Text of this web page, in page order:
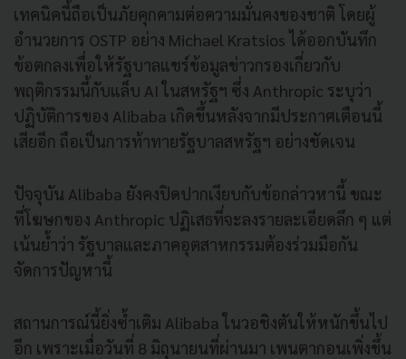
เทคนิคนี้ถือเป็นภัยคุกคามต่อความมั่นคงของชาติ โดยผู้
อำนวยการ OSTP อย่าง Michael Kratsios ได้ออกบันทึก
ข้อตกลงเพื่อให้รัฐบาลแชร์ข้อมูลข่าวกรองเกี่ยวกับ
พฤติกรรมนี้กับแล็บ AI ในสหรัฐฯ ซึ่ง Anthropic ระบุว่า
ปฏิบัติการของ Alibaba เกิดขึ้นหลังจากมีประกาศเตือนนี้
เสียอีก ถือเป็นการท้าทายรัฐบาลสหรัฐฯ อย่างชัดเจน
ปัจจุบัน Alibaba ยังคงปิดปากเงียบกับข้อกล่าวหานี้ ขณะ
ที่โฆษกของ Anthropic ปฏิเสธที่จะลงรายละเอียดลึก ๆ แต่
เน้นย้ำว่า รัฐบาลและภาคอุตสาหกรรมต้องร่วมมือกัน
จัดการปัญหานี้
สถานการณ์นี้ยิ่งซ้ำเติม Alibaba ในวอชิงตันให้หนักขึ้นไป
อีก เพราะเมื่อวันที่ 8 มิถุนายนที่ผ่านมา เพนตากอนเพิ่งขึ้น